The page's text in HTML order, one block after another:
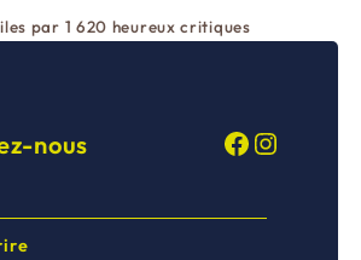
par 1 620 heureux critiques
nous Facebook Instagram